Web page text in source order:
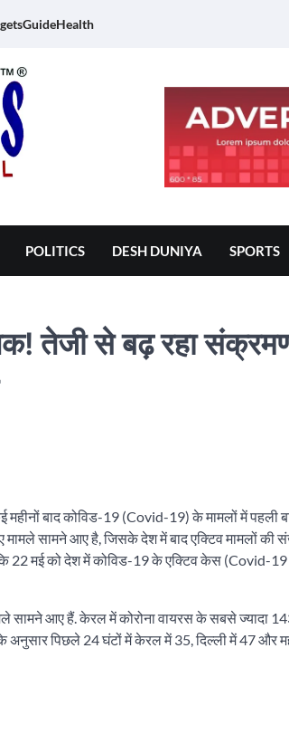
GuideHealth
POLITICS DESH DUNIYA SPORTS
तेजी से बढ़ रहा
बाद कोविड-19 (Covid-19) के मामलों में पहली
सामने आए है, जिसके देश में बाद एक्टिव मामलों की
कि 22 मई को देश में कोविड-19 के एक्टिव केस (Covid-
सामने आए हैं. केरल में कोरोना वायरस के सबसे ज्यादा
पिछले 24 घंटों में केरल में 35, दिल्ली में 47 और